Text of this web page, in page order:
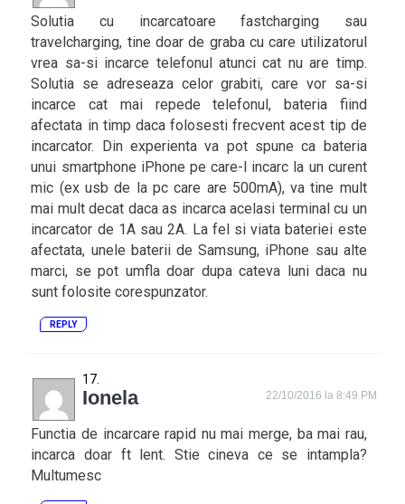
Solutia cu incarcatoare fastcharging sau
travelcharging, tine doar de graba cu care utilizatorul
vrea sa-si incarce telefonul atunci cat nu are timp.
Solutia se adreseaza celor grabiti, care vor sa-si
incarce cat mai repede telefonul, bateria fiind
afectata in timp daca folosesti frecvent acest tip de
incarcator. Din experienta va pot spune ca bateria
unui smartphone iPhone pe care-l incarc la un curent
mic (ex usb de la pc care are 500mA), va tine mult
mai mult decat daca as incarca acelasi terminal cu un
incarcator de 1A sau 2A. La fel si viata bateriei este
afectata, unele baterii de Samsung, iPhone sau alte
marci, se pot umfla doar dupa cateva luni daca nu
sunt folosite corespunzator.
REPLY
Ionela 22/10/2016 la 8:49 PM
Functia de incarcare rapid nu mai merge, ba mai rau,
incarca doar ft lent. Stie cineva ce se intampla?
Multumesc